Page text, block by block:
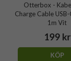
Otterbox -
Charge Cable
1m Vit
199 kr
KÖP